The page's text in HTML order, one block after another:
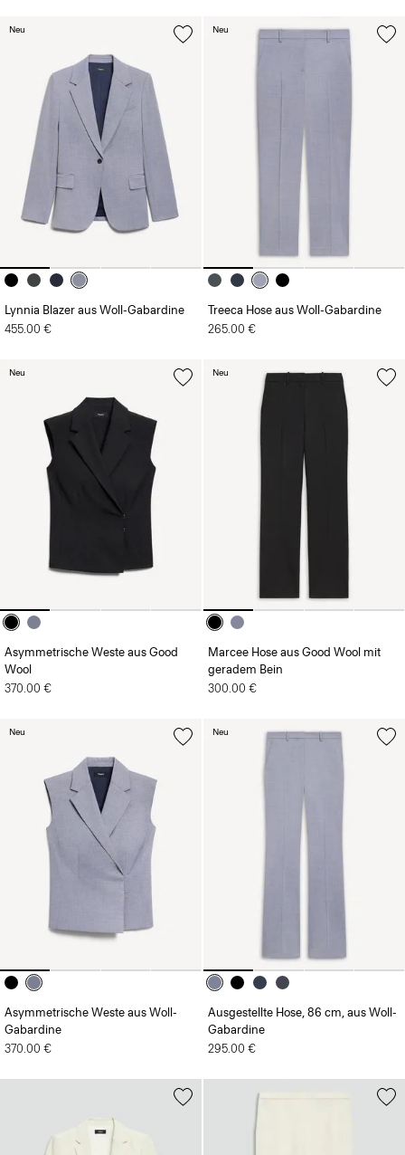
Lynnia Blazer aus Woll-Gabardine
455.00 €
Neu
Treeca Hose aus Woll-Gabardine
265.00 €
Neu
Asymmetrische Weste aus Good
Wool
370.00 €
Neu
Marcee Hose aus Good Wool mit
geradem Bein
300.00 €
Neu
Asymmetrische Weste aus Woll-
Gabardine
370.00 €
Neu
Ausgestellte Hose, 86 cm, aus Woll-
Gabardine
295.00 €
Neu